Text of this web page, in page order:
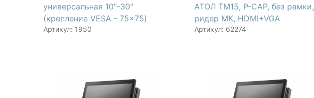
универсальная 10"-30"
(крепление VESA - 75x75)
Артикул: 1950
АТОЛ TM15, P-CAP, без рамки,
ридер МК, HDMI+VGA
Артикул: 62274